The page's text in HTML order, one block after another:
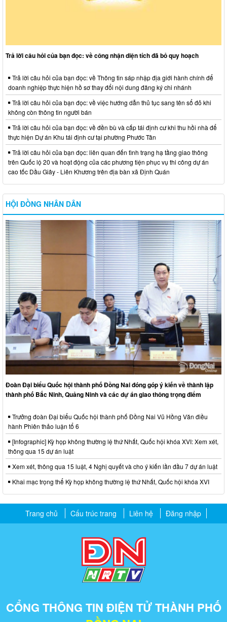
Trả lời câu hỏi của bạn đọc: về công nhận diện tích đã bỏ quy hoạch
Trả lời câu hỏi của bạn đọc: về Thông tin sáp nhập địa giới hành chính để
doanh nghiệp thực hiện hồ sơ thay đổi nội dung đăng ký chi nhánh
Trả lời câu hỏi của bạn đọc: về việc hướng dẫn thủ tục sang tên sổ đỏ khi
không còn thông tin người bán
Trả lời câu hỏi của bạn đọc: về đền bù và cấp tái định cư khi thu hồi nhà để
thực hiện Dự án Khu tái định cư tại phường Phước Tân
Trả lời câu hỏi của bạn đọc: liên quan đến tình trạng hạ tầng giao thông
trên Quốc lộ 20 và hoạt động của các phương tiện phục vụ thi công dự án
cao tốc Dầu Giây - Liên Khương trên địa bàn xã Định Quán
HỘI ĐỒNG NHÂN DÂN
Đoàn Đại biểu Quốc hội thành phố Đồng Nai đóng góp ý kiến về thành lập
thành phố Bắc Ninh, Quảng Ninh và các dự án giao thông trọng điểm
Trưởng đoàn Đại biểu Quốc hội thành phố Đồng Nai Vũ Hồng Văn điều
hành Phiên thảo luận tổ 6
[Infographic] Kỳ họp không thường lệ thứ Nhất, Quốc hội khóa XVI: Xem xét,
thông qua 15 dự án luật
Xem xét, thông qua 15 luật, 4 Nghị quyết và cho ý kiến lần đầu 7 dự án luật
Khai mạc trọng thể Kỳ họp không thường lệ thứ Nhất, Quốc hội khóa XVI
Trang chủ Cấu trúc trang Liên hệ Đăng nhập
CỔNG THÔNG TIN ĐIỆN TỬ THÀNH PHỐ